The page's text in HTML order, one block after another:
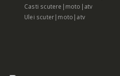
Casti scutere|moto|atv
Ulei scuter|moto|atv